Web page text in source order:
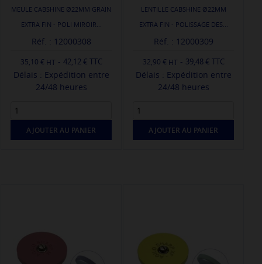
MEULE CABSHINE Ø22MM GRAIN
EXTRA FIN - POLI MIROIR...
Réf. : 12000308
35,10 € - 42,12 € TTC
Délais : Expédition entre
24/48 heures
AJOUTER AU PANIER
LENTILLE CABSHINE Ø22MM
EXTRA FIN - POLISSAGE DES...
Réf. : 12000309
32,90 € - 39,48 € TTC
Délais : Expédition entre
24/48 heures
AJOUTER AU PANIER